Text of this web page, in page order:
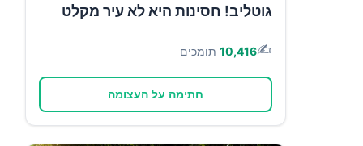
גוטליב! חסינות היא לא עיר מקלט
✍️
10,416 תומכים
חתימה על העצומה